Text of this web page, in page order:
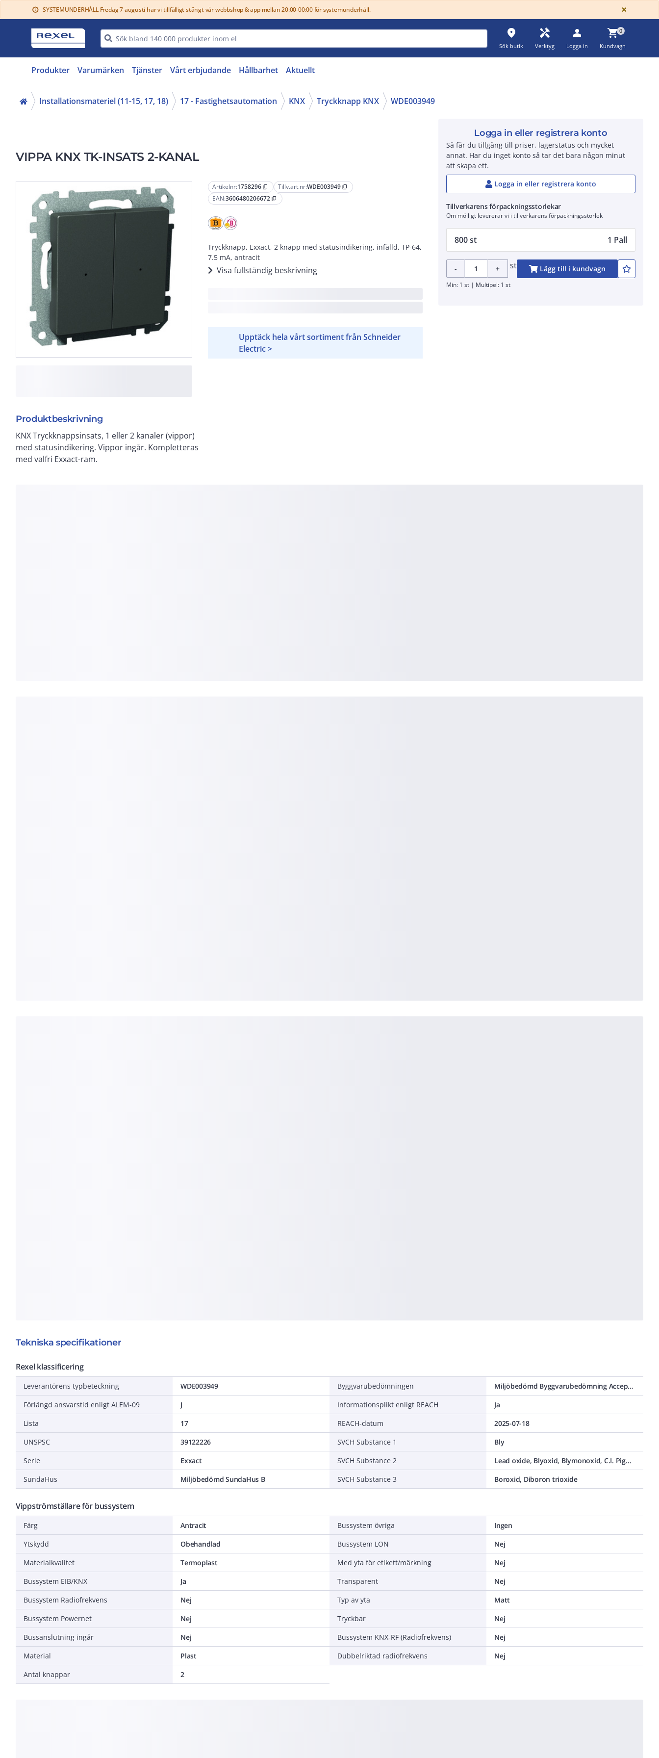
info SYSTEMUNDERHÅLL Fredag 7 augusti har vi tillfälligt stängt vår webbshop & app mellan 20:00-00:00 för systemunderhåll. ×
place
Sök butik
handyman
Verktyg
person
Logga in
shopping_cart0
Kundvagn
Produkter Varumärken Tjänster Vårt erbjudande Hållbarhet Aktuellt
Installationsmateriel (11-15, 17, 18) 17 - Fastighetsautomation KNX Tryckknapp KNX WDE003949
VIPPA KNX TK-INSATS 2-KANAL
Artikelnr:1758296 content_copy Tillv.art.nr:WDE003949 content_copy
EAN:3606480206672 content_copy
Tryckknapp, Exxact, 2 knapp med statusindikering, infälld, TP-64,
7.5 mA, antracit
Visa fullständig beskrivning
Upptäck hela vårt sortiment från Schneider
Electric >
Produktbeskrivning
KNX Tryckknappsinsats, 1 eller 2 kanaler (vippor)
med statusindikering. Vippor ingår. Kompletteras
med valfri Exxact-ram.
Logga in eller registrera konto
Så får du tillgång till priser, lagerstatus och mycket
annat. Har du inget konto så tar det bara någon minut
att skapa ett.
Logga in eller registrera konto
Tillverkarens förpackningsstorlekar
Om möjligt levererar vi i tillverkarens förpackningsstorlek
800 st 1 Pall
- + st Lägg till i kundvagn
Min: 1 st | Multipel: 1 st
Tekniska specifikationer
Rexel klassificering
Leverantörens typbeteckning
WDE003949
Förlängd ansvarstid enligt ALEM-09
J
Lista
17
UNSPSC
39122226
Serie
Exxact
SundaHus
Miljöbedömd SundaHus B
Byggvarubedömningen
Miljöbedömd Byggvarubedömning Accepteras
Informationsplikt enligt REACH
Ja
REACH-datum
2025-07-18
SVCH Substance 1
Bly
SVCH Substance 2
Lead oxide, Blyoxid, Blymonoxid, C.I. Pigment Yellow 46 , C.I. 77577, Litharge, Lead(II) oxide
SVCH Substance 3
Boroxid, Diboron trioxide
Vippströmställare för bussystem
Färg
Antracit
Ytskydd
Obehandlad
Materialkvalitet
Termoplast
Bussystem EIB/KNX
Ja
Bussystem Radiofrekvens
Nej
Bussystem Powernet
Nej
Bussanslutning ingår
Nej
Material
Plast
Antal knappar
2
Bussystem övriga
Ingen
Bussystem LON
Nej
Med yta för etikett/märkning
Nej
Transparent
Nej
Typ av yta
Matt
Tryckbar
Nej
Bussystem KNX-RF (Radiofrekvens)
Nej
Dubbelriktad radiofrekvens
Nej